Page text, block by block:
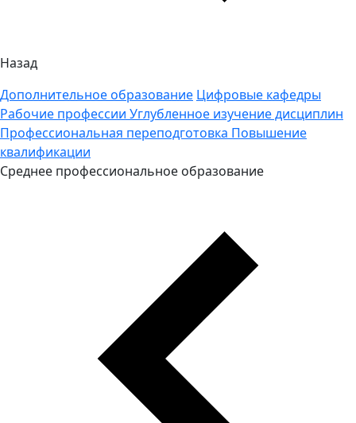
Назад
Дополнительное образование Цифровые кафедры
Рабочие профессии Углубленное изучение дисциплин
Профессиональная переподготовка Повышение
квалификации
Среднее профессиональное образование